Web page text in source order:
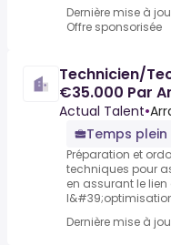
Dernière mise à
Offre sponsorisée
Technicien/
€35.000 Par
Actual Talent•
Temps plein
Préparation et
techniques pour
en assurant le
Dernière mise à